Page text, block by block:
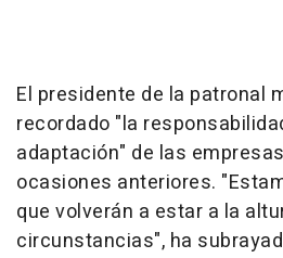
El presidente de la patronal
recordado "la
adaptación" de las
ocasiones anteriores.
que volverán a estar a la
circunstancias", ha